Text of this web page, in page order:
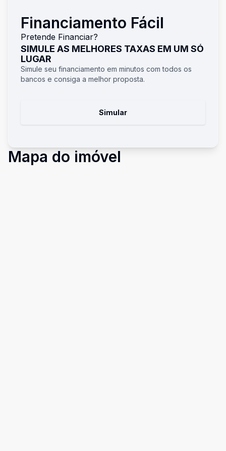
Financiamento Fácil
Pretende Financiar?
SIMULE AS MELHORES TAXAS EM UM SÓ
LUGAR
Simule seu financiamento em minutos com todos os
bancos e consiga a melhor proposta.
Simular
Mapa do imóvel